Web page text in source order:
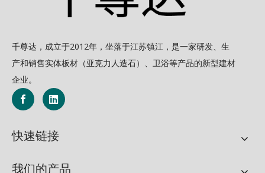
千尊达，成立于2012年，坐落于江苏镇江，是一家研发、生
产和销售实体板材（亚克力人造石）、卫浴等产品的新型建材
企业。
快速链接
我们的产品